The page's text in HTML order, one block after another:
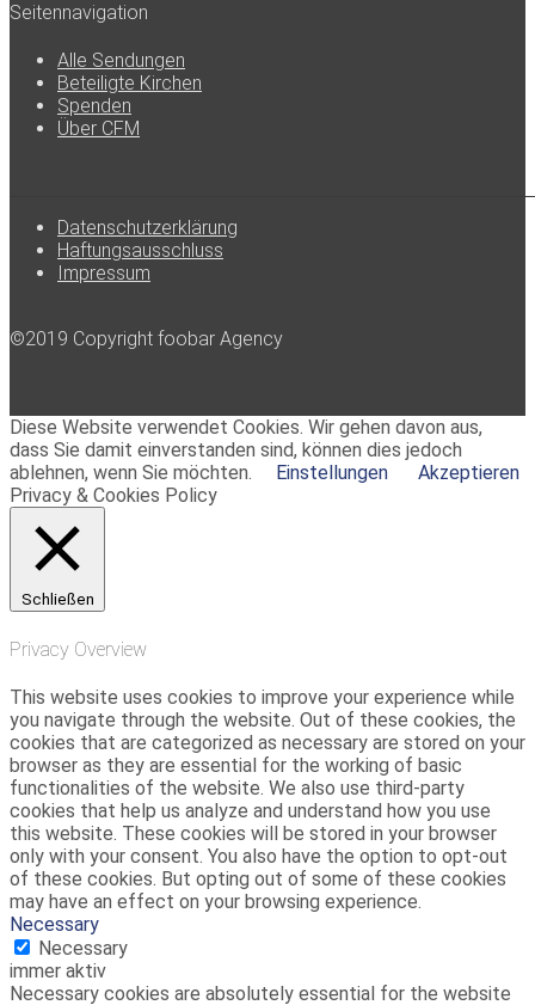
Seitennavigation
Alle Sendungen
Beteiligte Kirchen
Spenden
Über CFM
Datenschutzerklärung
Haftungsausschluss
Impressum
©2019 Copyright foobar Agency
Diese Website verwendet Cookies. Wir gehen davon aus,
dass Sie damit einverstanden sind, können dies jedoch
ablehnen, wenn Sie möchten.
Einstellungen
Akzeptieren
Privacy & Cookies Policy
Schließen
Privacy Overview
This website uses cookies to improve your experience while
you navigate through the website. Out of these cookies, the
cookies that are categorized as necessary are stored on your
browser as they are essential for the working of basic
functionalities of the website. We also use third-party
cookies that help us analyze and understand how you use
this website. These cookies will be stored in your browser
only with your consent. You also have the option to opt-out
of these cookies. But opting out of some of these cookies
may have an effect on your browsing experience.
Necessary
Necessary
immer aktiv
Necessary cookies are absolutely essential for the website